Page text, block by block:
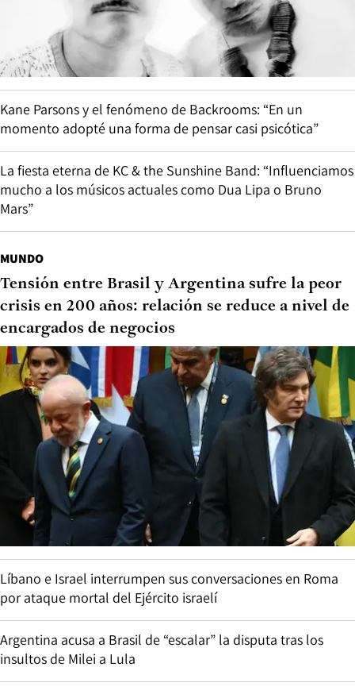
Kane Parsons y el fenómeno de Backrooms: “En un
momento adopté una forma de pensar casi psicótica”
La fiesta eterna de KC & the Sunshine Band: “Influenciamos
mucho a los músicos actuales como Dua Lipa o Bruno
Mars”
MUNDO
Tensión entre Brasil y Argentina sufre la peor
crisis en 200 años: relación se reduce a nivel de
encargados de negocios
Líbano e Israel interrumpen sus conversaciones en Roma
por ataque mortal del Ejército israelí
Argentina acusa a Brasil de “escalar” la disputa tras los
insultos de Milei a Lula